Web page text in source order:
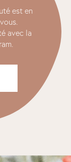
est en
avec la